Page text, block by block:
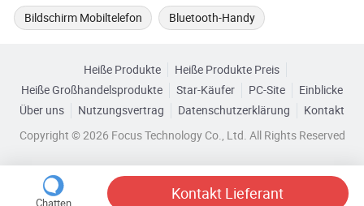
Bildschirm Mobiltelefon Bluetooth-Handy
Heiße Produkte
Heiße Produkte Preis
Heiße Großhandelsprodukte
Star-Käufer PC-Site
Einblicke
Über uns
Nutzungsvertrag Datenschutzerklärung
Kontakt
Copyright © 2026 Focus Technology Co., Ltd. All Rights Reserved
Kontakt Lieferant